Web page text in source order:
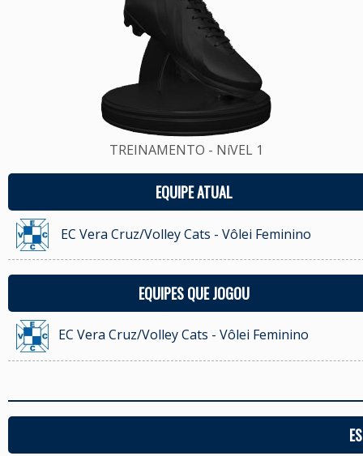
TREINAMENTO - NíVEL 1
EQUIPE ATUAL
EC Vera Cruz/Volley Cats - Vôlei Feminino
EQUIPES QUE JOGOU
EC Vera Cruz/Volley Cats - Vôlei Feminino